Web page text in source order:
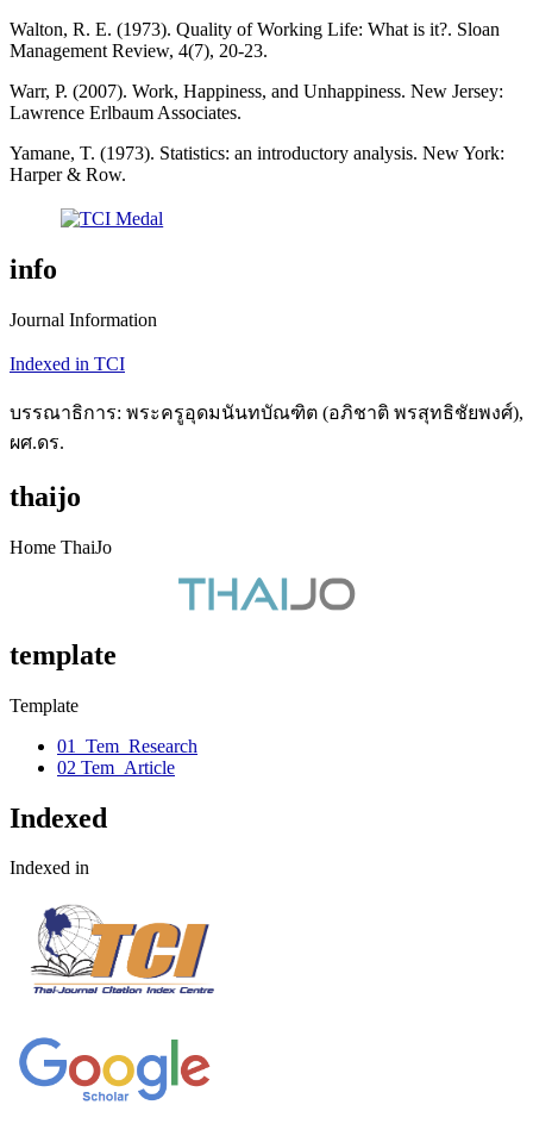
Walton, R. E. (1973). Quality of Working Life: What is it?. Sloan
Management Review, 4(7), 20-23.
Warr, P. (2007). Work, Happiness, and Unhappiness. New Jersey:
Lawrence Erlbaum Associates.
Yamane, T. (1973). Statistics: an introductory analysis. New York:
Harper & Row.
info
Journal Information
Indexed in TCI
บรรณาธิการ: พระครูอุดมนันทบัณฑิต (อภิชาติ พรสุทธิชัยพงศ์),
ผศ.ดร.
thaijo
Home ThaiJo
template
Template
01_Tem_Research
02 Tem_Article
Indexed
Indexed in